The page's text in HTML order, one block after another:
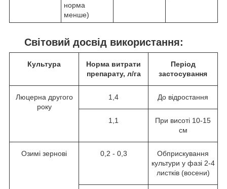
норма
менше)
Світовий досвід використання:
Культура
Норма витрати
препарату, л/га
Період
застосування
Люцерна другого
року
1,4 До відростання
1,1
При висоті 10-15
см
Озимі зернові 0,2 - 0,3
Обприскування
культури у фазі 2-4
листків (восени)